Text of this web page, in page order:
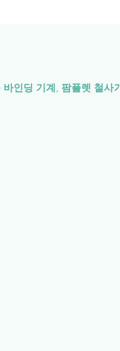
인딩 기계 팜플렛 철사기